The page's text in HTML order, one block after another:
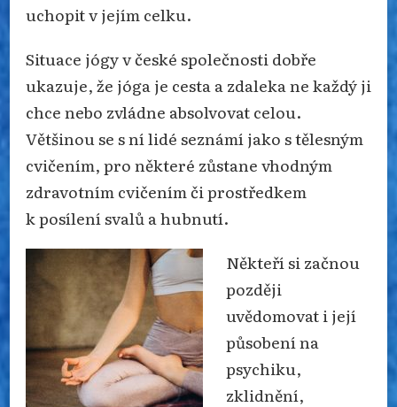
uchopit v jejím celku.
Situace jógy v české společnosti dobře
ukazuje, že jóga je cesta a zdaleka ne každý ji
chce nebo zvládne absolvovat celou.
Většinou se s ní lidé seznámí jako s tělesným
cvičením, pro některé zůstane vhodným
zdravotním cvičením či prostředkem
k posílení svalů a hubnutí.
Někteří si začnou
později
uvědomovat i její
působení na
psychiku,
zklidnění,